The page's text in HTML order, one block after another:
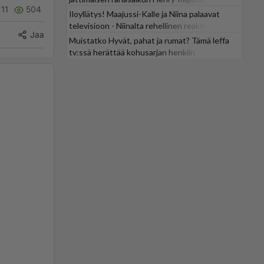
11 504
Jaa
Iloyllätys! Maajussi-Kalle ja Niina palaavat
televisioon - Niinalta rehellinen reaktio:
"KÄÄKS!"
Muistatko Hyvät, pahat ja rumat? Tämä leffa
tv:ssä herättää kohusarjan henkiin